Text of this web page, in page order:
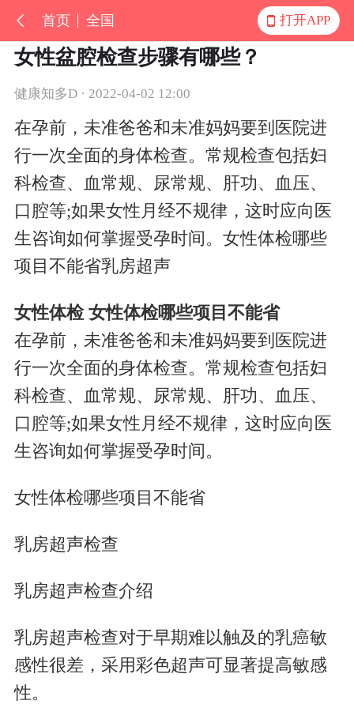
首页 全国 打开APP
女性盆腔检查步骤有哪些？
健康知多D · 2022-04-02 12:00
在孕前，未准爸爸和未准妈妈要到医院进
行一次全面的身体检查。常规检查包括妇
科检查、血常规、尿常规、肝功、血压、
口腔等;如果女性月经不规律，这时应向医
生咨询如何掌握受孕时间。女性体检哪些
项目不能省乳房超声
女性体检 女性体检哪些项目不能省
在孕前，未准爸爸和未准妈妈要到医院进
行一次全面的身体检查。常规检查包括妇
科检查、血常规、尿常规、肝功、血压、
口腔等;如果女性月经不规律，这时应向医
生咨询如何掌握受孕时间。
女性体检哪些项目不能省
乳房超声检查
乳房超声检查介绍
乳房超声检查对于早期难以触及的乳癌敏
感性很差，采用彩色超声可显著提高敏感
性。